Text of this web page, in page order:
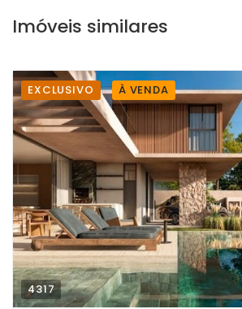
Imóveis similares
EXCLUSIVO À VENDA
4317